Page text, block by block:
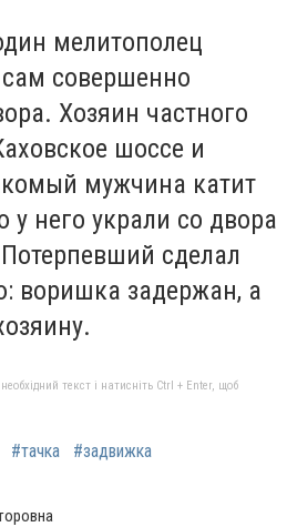
мелитополец
совершенно
Хозяин частного
шоссе и
мужчина катит
у него украли со двора
сделал
воришка задержан, а
текст і натисніть Ctrl + Enter, щоб
#тачка #задвижка